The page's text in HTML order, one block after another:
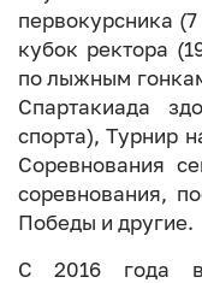
первокурсника
кубок ректора
по лыжным
Спартакиада
спорта), Турнир
Соревнования
соревнования,
Победы и другие.
С 2016 года в